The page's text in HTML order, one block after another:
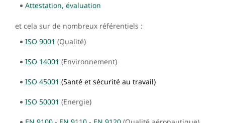
Attestation, évaluation
et cela sur de nombreux référentiels :
ISO 9001 (Qualité)
ISO 14001 (Environnement)
ISO 45001 (Santé et sécurité au travail)
ISO 50001 (Energie)